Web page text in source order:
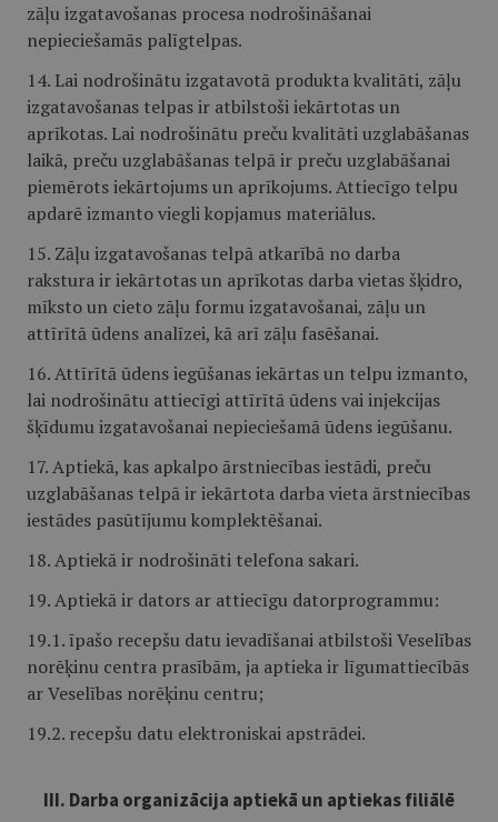
zāļu izgatavošanas procesa nodrošināšanai
nepieciešamās palīgtelpas.
14. Lai nodrošinātu izgatavotā produkta kvalitāti, zāļu
izgatavošanas telpas ir atbilstoši iekārtotas un
aprīkotas. Lai nodrošinātu preču kvalitāti uzglabāšanas
laikā, preču uzglabāšanas telpā ir preču uzglabāšanai
piemērots iekārtojums un aprīkojums. Attiecīgo telpu
apdarē izmanto viegli kopjamus materiālus.
15. Zāļu izgatavošanas telpā atkarībā no darba
rakstura ir iekārtotas un aprīkotas darba vietas šķidro,
mīksto un cieto zāļu formu izgatavošanai, zāļu un
attīrītā ūdens analīzei, kā arī zāļu fasēšanai.
16. Attīrītā ūdens iegūšanas iekārtas un telpu izmanto,
lai nodrošinātu attiecīgi attīrītā ūdens vai injekcijas
šķīdumu izgatavošanai nepieciešamā ūdens iegūšanu.
17. Aptiekā, kas apkalpo ārstniecības iestādi, preču
uzglabāšanas telpā ir iekārtota darba vieta ārstniecības
iestādes pasūtījumu komplektēšanai.
18. Aptiekā ir nodrošināti telefona sakari.
19. Aptiekā ir dators ar attiecīgu datorprogrammu:
19.1. īpašo recepšu datu ievadīšanai atbilstoši Veselības
norēķinu centra prasībām, ja aptieka ir līgumattiecībās
ar Veselības norēķinu centru;
19.2. recepšu datu elektroniskai apstrādei.
III. Darba organizācija aptiekā un aptiekas filiālē